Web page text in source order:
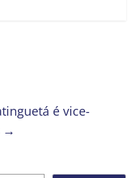
é vice-
→